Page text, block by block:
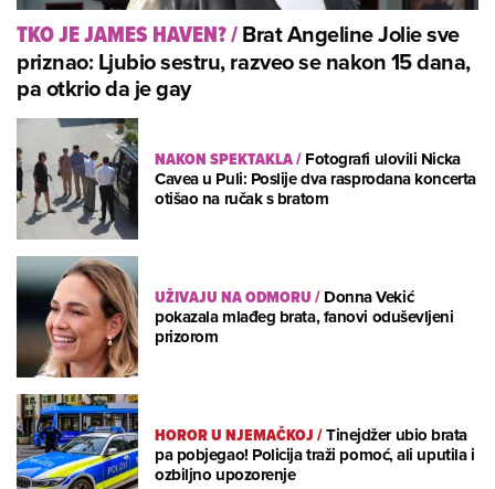
TKO JE JAMES HAVEN?/Brat Angeline Jolie sve
priznao: Ljubio sestru, razveo se nakon 15 dana,
pa otkrio da je gay
NAKON SPEKTAKLA/Fotografi ulovili Nicka
Cavea u Puli: Poslije dva rasprodana koncerta
otišao na ručak s bratom
UŽIVAJU NA ODMORU/Donna Vekić
pokazala mlađeg brata, fanovi oduševljeni
prizorom
HOROR U NJEMAČKOJ/Tinejdžer ubio brata
pa pobjegao! Policija traži pomoć, ali uputila i
ozbiljno upozorenje